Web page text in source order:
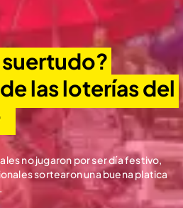
las loterías del
no jugaron por ser día festivo,
sortearon una buena platica